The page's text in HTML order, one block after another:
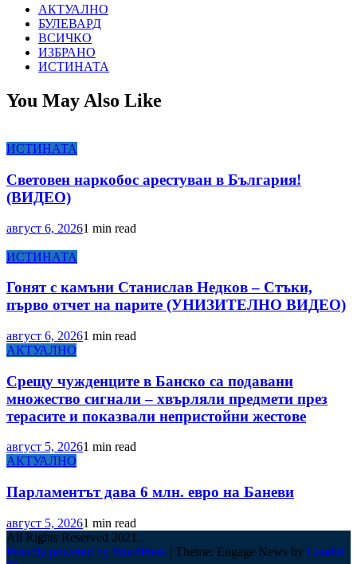
АКТУАЛНО
БУЛЕВАРД
ВСИЧКО
ИЗБРАНО
ИСТИНАТА
You May Also Like
ИСТИНАТА
Световен наркобос арестуван в България!
(ВИДЕО)
август 6, 20261 min read
ИСТИНАТА
Гонят с камъни Станислав Недков – Стъки,
първо отчет на парите (УНИЗИТЕЛНО ВИДЕО)
август 6, 20261 min read
АКТУАЛНО
Срещу чужденците в Банско са подавани
множество сигнали – хвърляли предмети през
терасите и показвали непристойни жестове
август 5, 20261 min read
АКТУАЛНО
Парламентът дава 6 млн. евро на Баневи
август 5, 20261 min read
All Rights Reserved 2021.
Proudly powered by WordPress | Theme: Engage News by Candid